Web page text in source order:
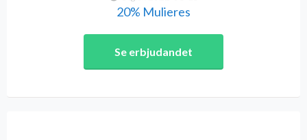
20% Mulieres
Se erbjudandet